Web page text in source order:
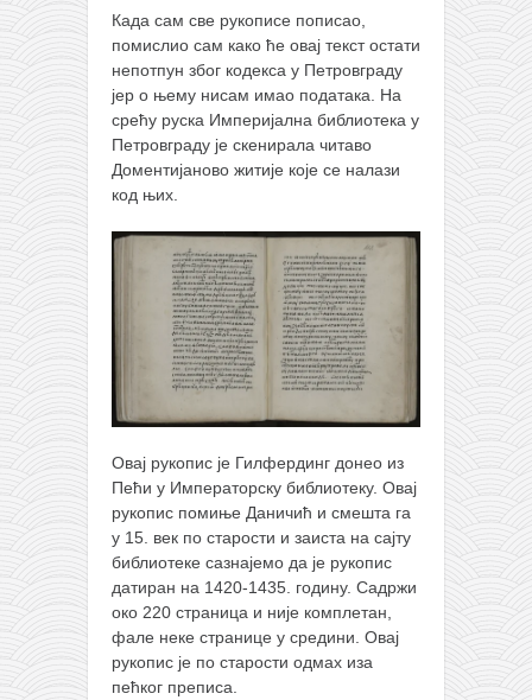
Када сам све рукописе пописао,
помислио сам како ће овај текст остати
непотпун због кодекса у Петровграду
јер о њему нисам имао података. На
срећу руска Империјална библиотека у
Петровграду је скенирала читаво
Доментијаново житије које се налази
код њих.
Овај рукопис је Гилфердинг донео из
Пећи у Императорску библиотеку. Овај
рукопис помиње Даничић и смешта га
у 15. век по старости и заиста на сајту
библиотеке сазнајемо да је рукопис
датиран на 1420-1435. годину. Садржи
око 220 страница и није комплетан,
фале неке странице у средини. Овај
рукопис је по старости одмах иза
пећког преписа.